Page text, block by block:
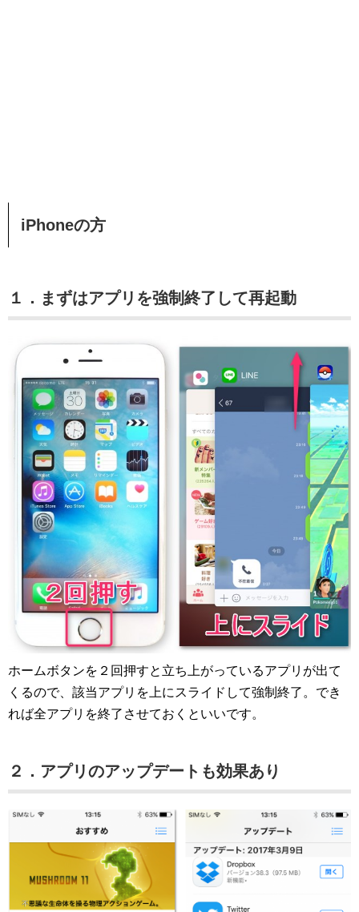
iPhoneの方
１．まずはアプリを強制終了して再起動
ホームボタンを２回押すと立ち上がっているアプリが出て
くるので、該当アプリを上にスライドして強制終了。でき
れば全アプリを終了させておくといいです。
２．アプリのアップデートも効果あり